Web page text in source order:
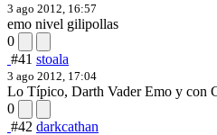
3 ago 2012, 16:57
emo nivel gilipollas
0
#41 stoala
3 ago 2012, 17:04
Lo Típico, Darth Vader Emo y con
0
#42 darkcathan